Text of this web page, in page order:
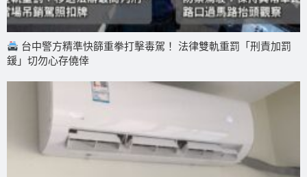
台中警方精準快篩重拳打擊毒駕！ 法律雙軌重罰「刑責加罰
鍰」切勿心存僥倖